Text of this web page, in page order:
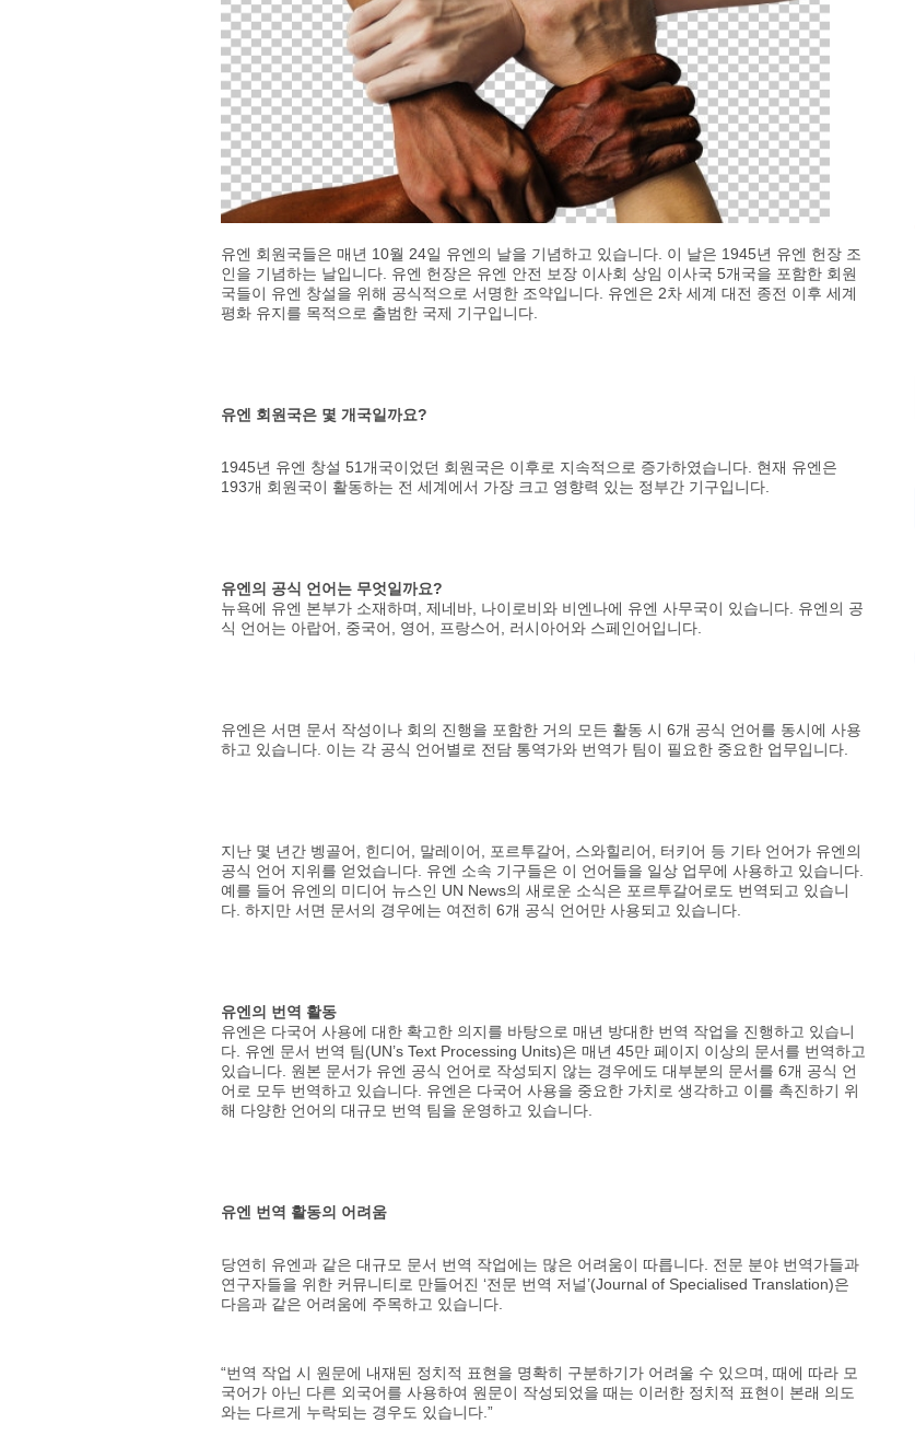
유엔 회원국들은 매년 10월 24일 유엔의 날을 기념하고 있습니다. 이 날은 1945년 유엔 헌장 조
인을 기념하는 날입니다. 유엔 헌장은 유엔 안전 보장 이사회 상임 이사국 5개국을 포함한 회원
국들이 유엔 창설을 위해 공식적으로 서명한 조약입니다. 유엔은 2차 세계 대전 종전 이후 세계
평화 유지를 목적으로 출범한 국제 기구입니다.
유엔 회원국은 몇 개국일까요?
1945년 유엔 창설 51개국이었던 회원국은 이후로 지속적으로 증가하였습니다. 현재 유엔은
193개 회원국이 활동하는 전 세계에서 가장 크고 영향력 있는 정부간 기구입니다.
유엔의 공식 언어는 무엇일까요?
뉴욕에 유엔 본부가 소재하며, 제네바, 나이로비와 비엔나에 유엔 사무국이 있습니다. 유엔의 공
식 언어는 아랍어, 중국어, 영어, 프랑스어, 러시아어와 스페인어입니다.
유엔은 서면 문서 작성이나 회의 진행을 포함한 거의 모든 활동 시 6개 공식 언어를 동시에 사용
하고 있습니다. 이는 각 공식 언어별로 전담 통역가와 번역가 팀이 필요한 중요한 업무입니다.
지난 몇 년간 벵골어, 힌디어, 말레이어, 포르투갈어, 스와힐리어, 터키어 등 기타 언어가 유엔의
공식 언어 지위를 얻었습니다. 유엔 소속 기구들은 이 언어들을 일상 업무에 사용하고 있습니다.
예를 들어 유엔의 미디어 뉴스인 UN News의 새로운 소식은 포르투갈어로도 번역되고 있습니
다. 하지만 서면 문서의 경우에는 여전히 6개 공식 언어만 사용되고 있습니다.
유엔의 번역 활동
유엔은 다국어 사용에 대한 확고한 의지를 바탕으로 매년 방대한 번역 작업을 진행하고 있습니
다. 유엔 문서 번역 팀(UN’s Text Processing Units)은 매년 45만 페이지 이상의 문서를 번역하고
있습니다. 원본 문서가 유엔 공식 언어로 작성되지 않는 경우에도 대부분의 문서를 6개 공식 언
어로 모두 번역하고 있습니다. 유엔은 다국어 사용을 중요한 가치로 생각하고 이를 촉진하기 위
해 다양한 언어의 대규모 번역 팀을 운영하고 있습니다.
유엔 번역 활동의 어려움
당연히 유엔과 같은 대규모 문서 번역 작업에는 많은 어려움이 따릅니다. 전문 분야 번역가들과
연구자들을 위한 커뮤니티로 만들어진 ‘전문 번역 저널’(Journal of Specialised Translation)은
다음과 같은 어려움에 주목하고 있습니다.
“번역 작업 시 원문에 내재된 정치적 표현을 명확히 구분하기가 어려울 수 있으며, 때에 따라 모
국어가 아닌 다른 외국어를 사용하여 원문이 작성되었을 때는 이러한 정치적 표현이 본래 의도
와는 다르게 누락되는 경우도 있습니다.”